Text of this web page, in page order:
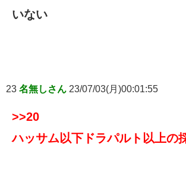
いない
23 名無しさん 23/07/03(月)00:01:55
>>20
ハッサム以下ドラパルト以上の